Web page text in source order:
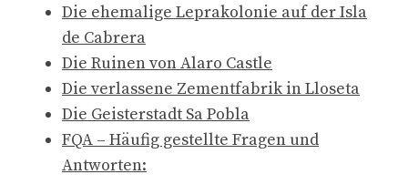
Die ehemalige Leprakolonie auf der Isla
de Cabrera
Die Ruinen von Alaro Castle
Die verlassene Zementfabrik in Lloseta
Die Geisterstadt Sa Pobla
FQA – Häufig gestellte Fragen und
Antworten: